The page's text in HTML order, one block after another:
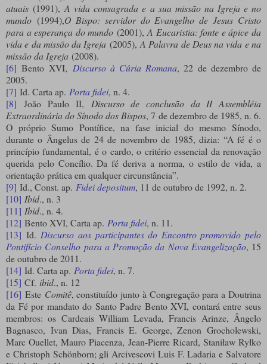
atuais (1991),A vida consagrada e a sua missão na Igreja e no
mundo (1994),O Bispo: servidor do Evangelho de Jesus Cristo
para a esperança do mundo (2001),A Eucaristia: fonte e ápice da
vida e da missão da Igreja (2005),A Palavra de Deus na vida e na
missão da Igreja (2008).
[6] Bento XVI, Discurso à Cúria Romana, 22 de dezembro de
2005.
[7] Id. Carta ap. Porta fidei, n. 4.
[8] João Paulo II, Discurso de conclusão da II Assembléia
Extraordinária do Sínodo dos Bispos, 7 de dezembro de 1985, n. 6.
O próprio Sumo Pontífice, na fase inicial do mesmo Sínodo,
durante o Ângelus de 24 de novembro de 1985, dizia: “A fé é o
princípio fundamental, é o cardo, o critério essencial da renovação
querida pelo Concílio. Da fé deriva a norma, o estilo de vida, a
orientação prática em qualquer circunstância”.
[9] Id., Const. ap. Fidei depositum, 11 de outubro de 1992, n. 2.
[10] Ibid., n. 3
[11] Ibid., n. 4.
[12] Bento XVI, Carta ap. Porta fidei, n. 11.
[13] Id. Discurso aos participantes do Encontro promovido pelo
Pontifício Conselho para a Promoção da Nova Evangelização, 15
de outubro de 2011.
[14] Id. Carta ap. Porta fidei, n. 7.
[15] Cf. ibid., n. 12
[16] Este Comitê, constituído junto à Congregação para a Doutrina
da Fé por mandato do Santo Padre Bento XVI, contará entre seus
membros: os Cardeais William Levada, Francis Arinze, Ângelo
Bagnasco, Ivan Dias, Francis E. George, Zenon Grocholewski,
Marc Ouellet, Mauro Piacenza, Jean-Pierre Ricard, Staniław Ryłko
e Christoph Schönborn; gli Arcivescovi Luis F. Ladaria e Salvatore